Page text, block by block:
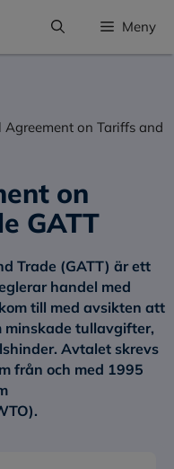
Meny
Agreement on Tariffs and
on
GATT
Trade (GATT) är ett
handel med
till med avsikten att
minskade tullavgifter,
Avtalet skrevs
från och med 1995